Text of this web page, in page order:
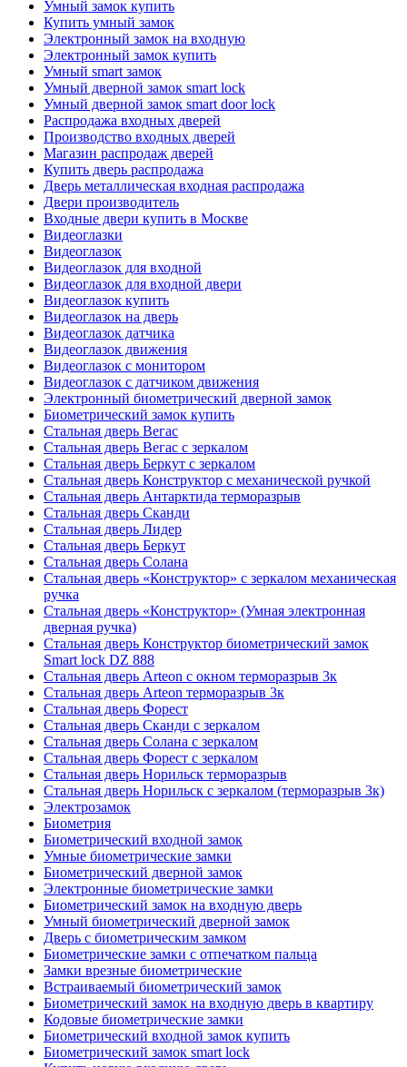
Умный замок купить
Купить умный замок
Электронный замок на входную
Электронный замок купить
Умный smart замок
Умный дверной замок smart lock
Умный дверной замок smart door lock
Распродажа входных дверей
Производство входных дверей
Магазин распродаж дверей
Купить дверь распродажа
Дверь металлическая входная распродажа
Двери производитель
Входные двери купить в Москве
Видеоглазки
Видеоглазок
Видеоглазок для входной
Видеоглазок для входной двери
Видеоглазок купить
Видеоглазок на дверь
Видеоглазок датчика
Видеоглазок движения
Видеоглазок с монитором
Видеоглазок с датчиком движения
Электронный биометрический дверной замок
Биометрический замок купить
Стальная дверь Вегас
Стальная дверь Вегас с зеркалом
Стальная дверь Беркут с зеркалом
Стальная дверь Конструктор с механической ручкой
Стальная дверь Антарктида терморазрыв
Стальная дверь Сканди
Стальная дверь Лидер
Стальная дверь Беркут
Стальная дверь Солана
Стальная дверь «Конструктор» с зеркалом механическая
ручка
Стальная дверь «Конструктор» (Умная электронная
дверная ручка)
Стальная дверь Конструктор биометрический замок
Smart lock DZ 888
Стальная дверь Arteon с окном терморазрыв 3к
Стальная дверь Arteon терморазрыв 3к
Стальная дверь Форест
Стальная дверь Сканди с зеркалом
Стальная дверь Солана с зеркалом
Стальная дверь Форест с зеркалом
Стальная дверь Норильск терморазрыв
Стальная дверь Норильск с зеркалом (терморазрыв 3к)
Электрозамок
Биометрия
Биометрический входной замок
Умные биометрические замки
Биометрический дверной замок
Электронные биометрические замки
Биометрический замок на входную дверь
Умный биометрический дверной замок
Дверь с биометрическим замком
Биометрические замки с отпечатком пальца
Замки врезные биометрические
Встраиваемый биометрический замок
Биометрический замок на входную дверь в квартиру
Кодовые биометрические замки
Биометрический входной замок купить
Биометрический замок smart lock